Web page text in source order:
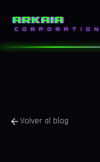
ARKAIA
CORPORATION
Volver al blog